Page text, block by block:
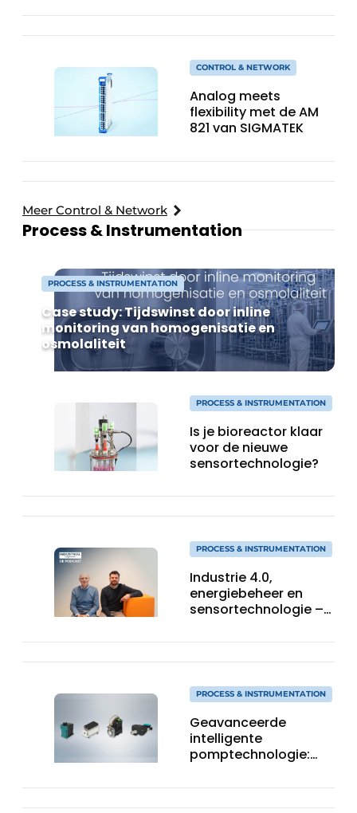
CONTROL & NETWORK
Analog meets
flexibility met de AM
821 van SIGMATEK
Meer Control & Network
Process & Instrumentation
PROCESS & INSTRUMENTATION
Case study: Tijdswinst door inline
monitoring van homogenisatie en
osmolaliteit
PROCESS & INSTRUMENTATION
Is je bioreactor klaar
voor de nieuwe
sensortechnologie?
PROCESS & INSTRUMENTATION
Industrie 4.0,
energiebeheer en
sensortechnologie –
(Gefran Benelux) over
de fabriek van de
PROCESS & INSTRUMENTATION
Geavanceerde
intelligente
pomptechnologie:
flexibiliteit van KNF